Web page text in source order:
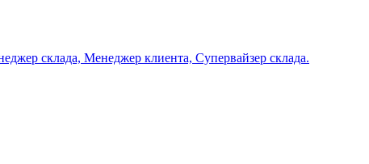
склада, Менеджер клиента, Супервайзер склада.